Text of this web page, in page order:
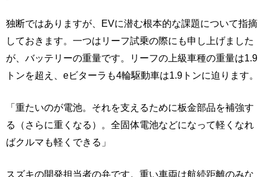
独断ではありますが、EVに潜む根本的な課題について指摘
しておきます。一つはリーフ試乗の際にも申し上げました
が、バッテリーの重量です。リーフの上級車種の重量は1.9
トンを超え、eビターラも4輪駆動車は1.9トンに迫ります。
「重たいのが電池。それを支えるために板金部品を補強す
る（さらに重くなる）。全固体電池などになって軽くなれ
ばクルマも軽くできる」
スズキの開発担当者の弁です。重い車両は航続距離のみな